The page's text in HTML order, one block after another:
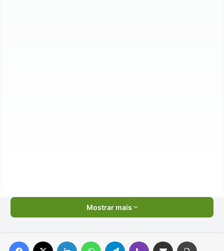
Mostrar mais
Facebook Linkedin WhatsAppTelegram Viber Compartilhar via e-mail